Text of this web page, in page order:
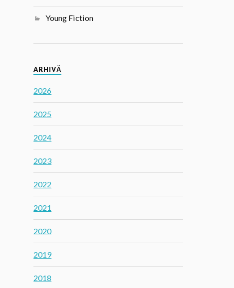
Young Fiction
ARHIVĂ
2026
2025
2024
2023
2022
2021
2020
2019
2018